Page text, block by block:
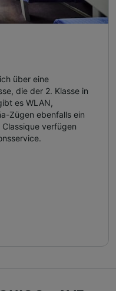
über eine
die der 2. Klasse in
es WLAN,
Zügen ebenfalls ein
verfügen